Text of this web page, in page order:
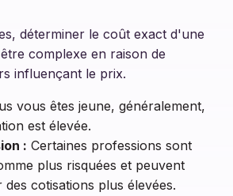
déterminer le coût exact d'une
complexe en raison de
influençant le prix.
vous êtes jeune, généralement,
est élevée.
: Certaines professions sont
plus risquées et peuvent
cotisations plus élevées.